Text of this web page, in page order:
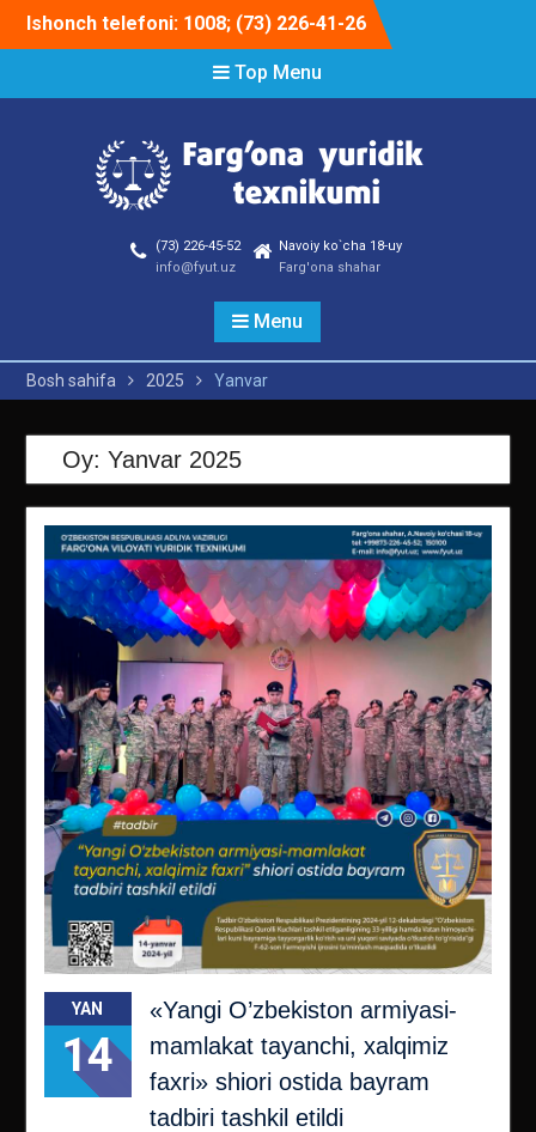
Ishonch telefoni: 1008; (73) 226-41-26
Top Menu
(73) 226-45-52
info@fyut.uz
Navoiy ko`cha 18-uy
Farg'ona shahar
Menu
Bosh sahifa 2025 Yanvar
Oy: Yanvar 2025
YAN
14
«Yangi O’zbekiston armiyasi-
mamlakat tayanchi, xalqimiz
faxri» shiori ostida bayram
tadbiri tashkil etildi